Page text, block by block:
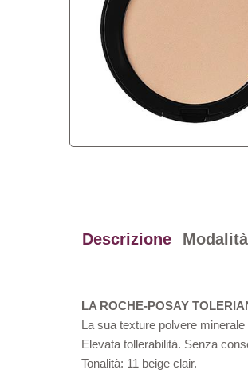
Descrizione
LA ROCHE-POSAY
La sua texture polvere
Elevata tollerabilità. Senza
Tonalità: 11 beige clair.